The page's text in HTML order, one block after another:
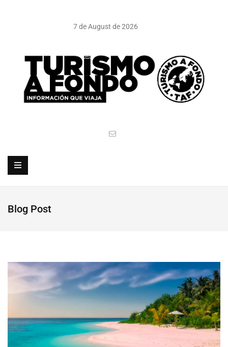
7 de August de 2026
Blog Post